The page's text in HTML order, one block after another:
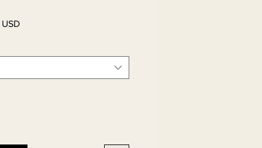
Salgspris